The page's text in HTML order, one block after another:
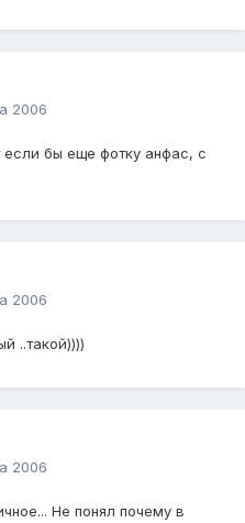
2006
если бы еще фотку анфас, с
2006
..такой))))
2006
Не понял почему в